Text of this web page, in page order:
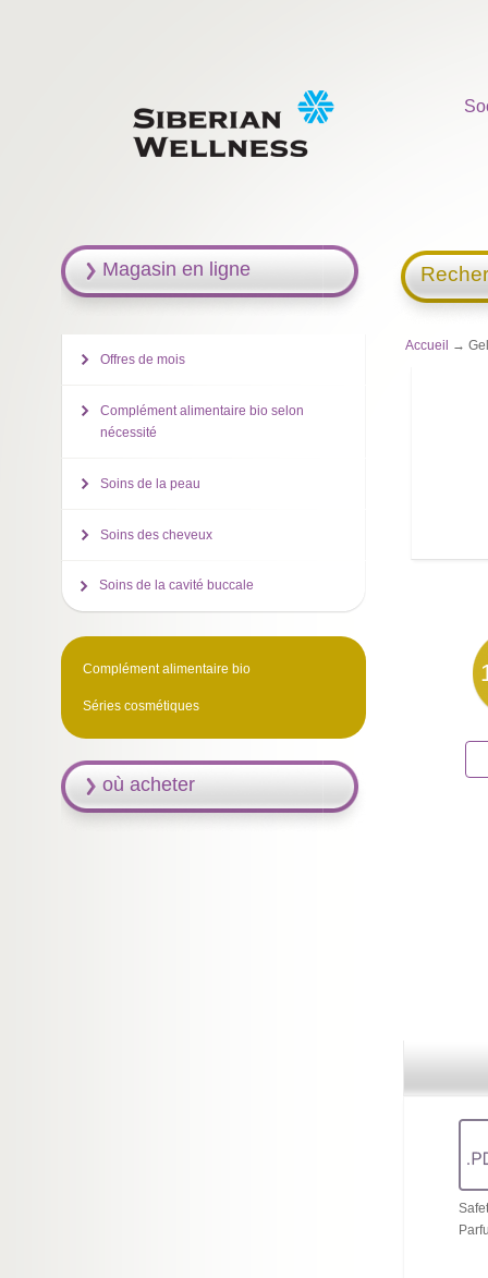
Accueil →
Magasin en ligne
Offres de mois
Complément alimentaire bio selon
nécessité
Soins de la peau
Soins des cheveux
Soins de la cavité buccale
Complément alimentaire bio
Séries cosmétiques
où acheter